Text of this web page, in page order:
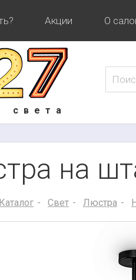
Акции О
света
на
Каталог Свет Люстра